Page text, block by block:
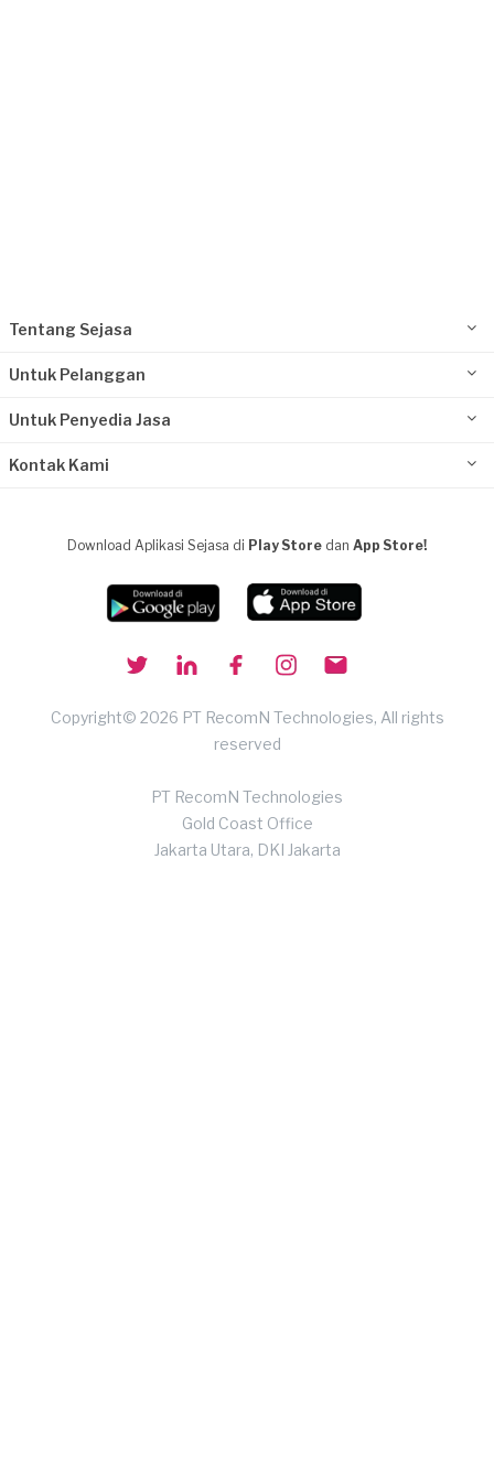
Tentang Sejasa
Untuk Pelanggan
Untuk Penyedia Jasa
Kontak Kami
Download Aplikasi Sejasa di Play Store dan App Store!
Copyright© 2026 PT RecomN Technologies, All rights
reserved
PT RecomN Technologies
Gold Coast Office
Jakarta Utara, DKI Jakarta